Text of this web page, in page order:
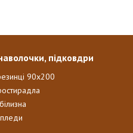
підковдри
90х200